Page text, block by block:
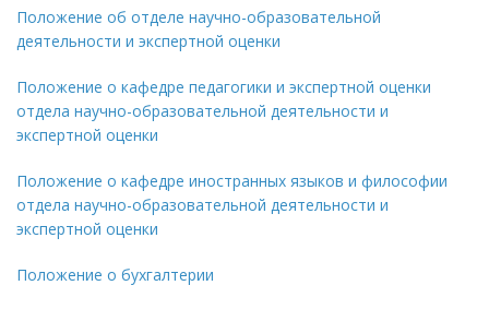
Положение об отделе научно-образовательной
деятельности и экспертной оценки
Положение о кафедре педагогики и экспертной оценки
отдела научно-образовательной деятельности и
экспертной оценки
Положение о кафедре иностранных языков и философии
отдела научно-образовательной деятельности и
экспертной оценки
Положение о бухгалтерии